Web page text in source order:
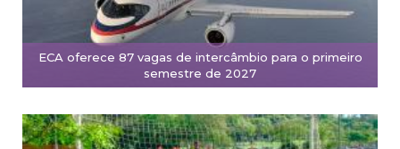
ECA oferece 87 vagas de intercâmbio para o primeiro
semestre de 2027